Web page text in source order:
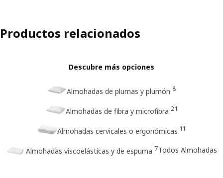
Productos relacionados
Descubre más opciones
Almohadas de plumas y plumón 8
Almohadas de fibra y microfibra 21
Almohadas cervicales o ergonómicas 11
Almohadas viscoelásticas y de espuma 7Todos Almohadas